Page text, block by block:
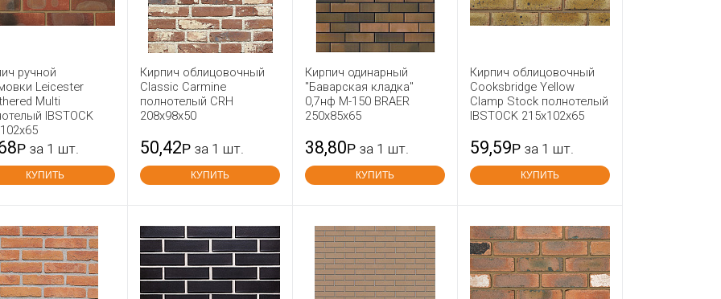
ручной
Leicester
Multi
IBSTOCK
Р за 1 шт.
КУПИТЬ
Кирпич облицовочный
Classic Carmine
полнотелый CRH
208x98x50
50,42Р за 1 шт.
КУПИТЬ
Кирпич одинарный
"Баварская кладка"
0,7нф М-150 BRAER
250x85x65
38,80Р за 1 шт.
КУПИТЬ
Кирпич облицовочный
Cooksbridge Yellow
Clamp Stock полнотелый
IBSTOCK 215x102x65
59,59Р за 1 шт.
КУПИТЬ